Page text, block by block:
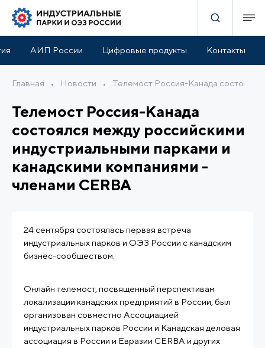
АИП России Цифровые продукты Контакты
Главная • Новости •
Телемост Россия-Канада
состоялся между российскими
индустриальными парками и
канадскими компаниями -
членами CERBA
24 сентября состоялась первая встреча
индустриальных парков и ОЭЗ России с канадским
бизнес-сообществом.
Онлайн телемост, посвященный перспективам
локализации канадских предприятий в России, был
организован совместно Ассоциацией
индустриальных парков России и Канадская деловая
ассоциация в России и Евразии CERBA и других